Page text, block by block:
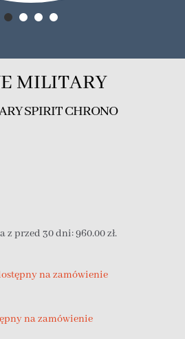
MILITARY
SPIRIT CHRONO
z przed 30 dni:960.00zł.
na zamówienie
na zamówienie